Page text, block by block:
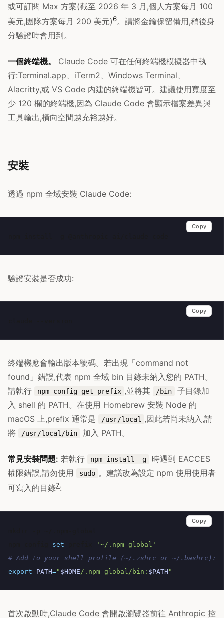
或可訂閱 Max 方案(截至 2026 年 3 月,個人方案每月 100
美元,團隊方案每月 200 美元)6。請將金鑰保留備用,稍後身
分驗證時會用到。
一個終端機。
Claude Code 可在任何終端機模擬器中執
行:Terminal.app、iTerm2、Windows Terminal、
Alacritty,或 VS Code 內建的終端機皆可。建議使用寬度至
少 120 欄的終端機,因為 Claude Code 會顯示檔案差異與
工具輸出,橫向空間越充裕越好。
安裝
透過 npm 全域安裝 Claude Code:
Copy
驗證安裝是否成功:
Copy
終端機應會輸出版本號碼。若出現「command not
found」錯誤,代表 npm 全域 bin 目錄未納入您的 PATH。
請執行
npm config get prefix ,並將其 /bin
子目錄加
入 shell 的 PATH。在使用 Homebrew 安裝 Node 的
macOS 上,prefix 通常是
/usr/local ,因此若尚未納入,請
將
/usr/local/bin 加入 PATH。
常見安裝問題: 若執行 npm install -g
時遇到 EACCES
權限錯誤,請勿使用
sudo 。建議改為設定 npm 使用使用者
可寫入的目錄7:
set
'~/.npm-global'
# Add to your shell profile (~/.zshrc or ~/.bashrc):
export
PATH=" $HOME /.npm-global/bin: $PATH "
Copy
首次啟動時,Claude Code 會開啟瀏覽器前往 Anthropic 控